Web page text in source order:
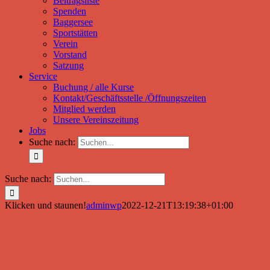
Spenden
Baggersee
Sportstätten
Verein
Vorstand
Satzung
Service
Buchung / alle Kurse
Kontakt/Geschäftsstelle /Öffnungszeiten
Mitglied werden
Unsere Vereinszeitung
Jobs
Suche nach:
Suche nach:
Klicken und staunen!adminwp2022-12-21T13:19:38+01:00